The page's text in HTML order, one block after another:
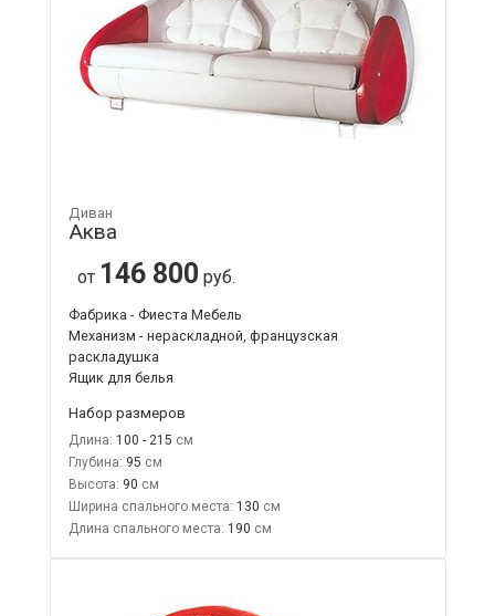
Диван
Аква
от 146 800 руб.
Фабрика - Фиеста Мебель
Механизм - нераскладной, французская
раскладушка
Ящик для белья
Набор размеров
Длина: 100 - 215
Глубина: 95
Высота: 90
Ширина спального места: 130
Длина спального места: 190